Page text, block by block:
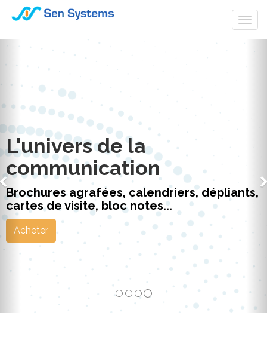
L'univers de la
communication
Brochures agrafées, calendriers, dépliants,
cartes de visite, bloc notes...
Acheter